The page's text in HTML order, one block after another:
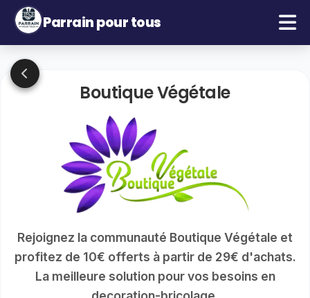
Parrain pour tous
Boutique Végétale
Rejoignez la communauté Boutique Végétale et
profitez de 10€ offerts à partir de 29€ d'achats.
La meilleure solution pour vos besoins en